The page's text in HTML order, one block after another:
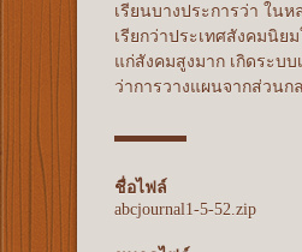
เรียนบางประการว่า ในห
เรียกว่าประเทศสังคมนิย
แก่สังคมสูงมาก เกิดระบบ
ว่าการวางแผนจากส่วนกล
ชื่อไฟล์
abcjournal1-5-52.zip